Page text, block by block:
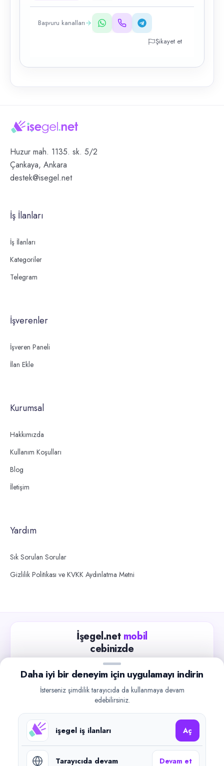
Başvuru kanalları
Şikayet et
Huzur mah. 1135. sk. 5/2
Çankaya, Ankara
destek@isegel.net
İş İlanları
İş İlanları
Kategoriler
Telegram
İşverenler
İşveren Paneli
İlan Ekle
Kurumsal
Hakkımızda
Kullanım Koşulları
Blog
İletişim
Yardım
Sık Sorulan Sorular
Gizlilik Politikası ve KVKK Aydınlatma Metni
İşegel.net mobil
cebinizde
Güncel iş ilanlarını takip edin, işverenlerle hızlıca
iletişime geçin.
Google Play
©2026işegel.net. Tüm hakları saklıdır.
Daha iyi bir deneyim için uygulamayı indirin
İsterseniz şimdilik tarayıcıda da kullanmaya devam
edebilirsiniz.
işegel iş ilanları Aç
Tarayıcıda devam Devam et